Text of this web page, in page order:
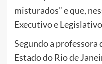
misturados” e que,
Executivo e
Segundo a professora
Estado do Rio de